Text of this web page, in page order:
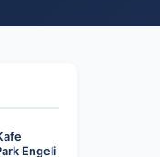
Engeli